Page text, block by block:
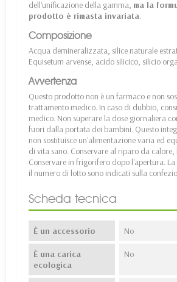
dell'unificazione della gamma, ma la
prodotto è rimasta invariata.
Composizione
Acqua demineralizzata, silice naturale
Equisetum arvense, acido silicico, silicio
Avvertenza
Questo prodotto non è un farmaco e non
trattamento medico. In caso di dubbio,
medico. Non superare la dose giornaliera
fuori dalla portata dei bambini. Questo
non sostituisce un'alimentazione varia ed
di vita sano. Conservare al riparo da calore,
Conservare in frigorifero dopo l'apertura.
il numero di lotto sono indicati sulla
Scheda tecnica
È un accessorio No
È una carica
ecologica
No